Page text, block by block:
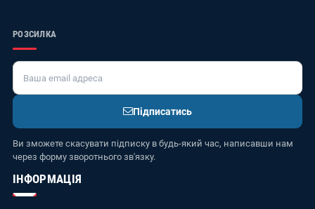
РОЗСИЛКА
Підписатись
Ви зможете скасувати підписку в будь-який час, написавши нам
через форму зворотнього зв'язку.
ІНФОРМАЦІЯ